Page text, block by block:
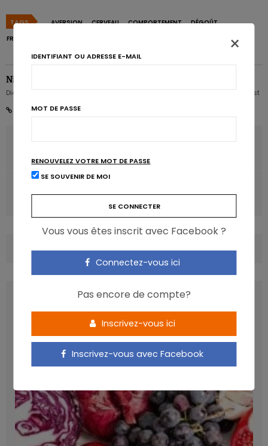
TAGS AVERSION CERVEAU COMPORTEMENT
DÉGOÛT
FROMAGE
Nicolas Rousseau
Diététicien nutritionniste Karott' - Partner, Digital Expert & Nutrition Strategist
ARTICLE PRÉCÉDENT
×
IDENTIFIANT OU ADRESSE E-MAIL
MOT DE PASSE
RENOUVELEZ VOTRE MOT DE PASSE
SE SOUVENIR DE MOI
Vous vous êtes inscrit avec Facebook ?
Connectez-vous ici
Pas encore de compte?
Inscrivez-vous ici
Inscrivez-vous avec Facebook